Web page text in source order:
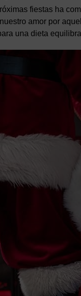
fiestas ha
amor por
una dieta